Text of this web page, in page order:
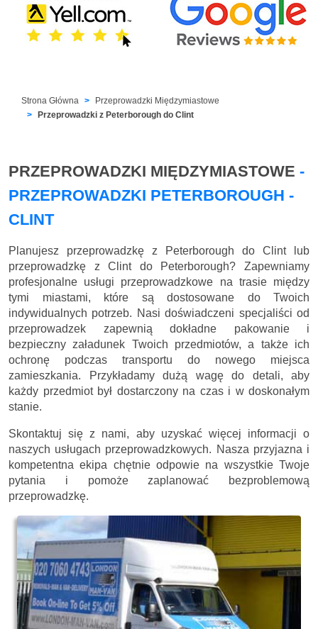
Strona Główna
Przeprowadzki Międzymiastowe
Przeprowadzki z Peterborough do Clint
PRZEPROWADZKI MIĘDZYMIASTOWE -
PRZEPROWADZKI PETERBOROUGH -
CLINT
Planujesz przeprowadzkę z Peterborough do Clint lub
przeprowadzkę z Clint do Peterborough? Zapewniamy
profesjonalne usługi przeprowadzkowe na trasie między
tymi miastami, które są dostosowane do Twoich
indywidualnych potrzeb. Nasi doświadczeni specjaliści od
przeprowadzek zapewnią dokładne pakowanie i
bezpieczny załadunek Twoich przedmiotów, a także ich
ochronę podczas transportu do nowego miejsca
zamieszkania. Przykładamy dużą wagę do detali, aby
każdy przedmiot był dostarczony na czas i w doskonałym
stanie.
Skontaktuj się z nami, aby uzyskać więcej informacji o
naszych usługach przeprowadzkowych. Nasza przyjazna i
kompetentna ekipa chętnie odpowie na wszystkie Twoje
pytania i pomoże zaplanować bezproblemową
przeprowadzkę.